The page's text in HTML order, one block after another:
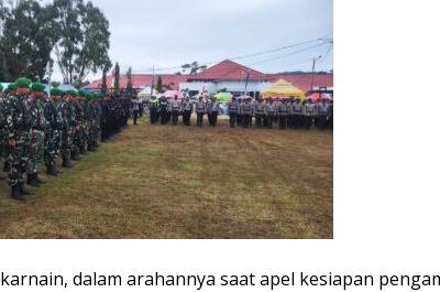
dalam arahannya saat apel kesiapan